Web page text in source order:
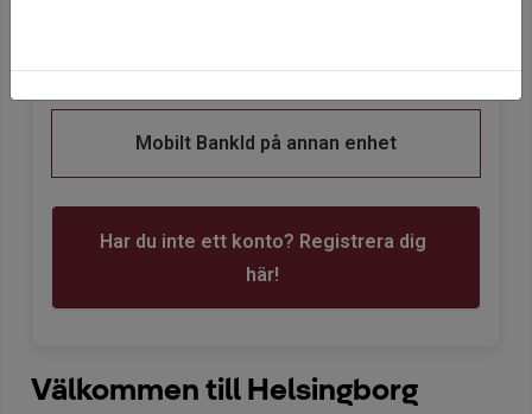
Starta Mobilt BankID
Mobilt BankId på annan enhet
Har du inte ett konto? Registrera dig
här!
Välkommen till Helsingborg